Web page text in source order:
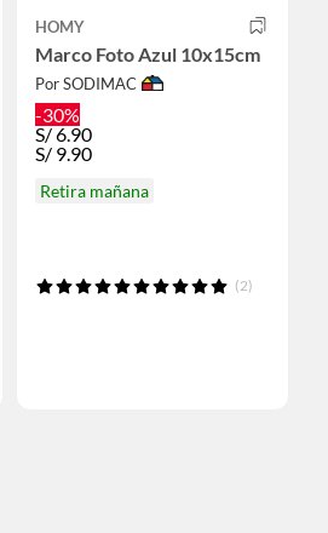
HOMY
Marco Foto Azul 10x15cm
Por SODIMAC
-30%
S/6.90
S/ 9.90
Retira mañana
(2)